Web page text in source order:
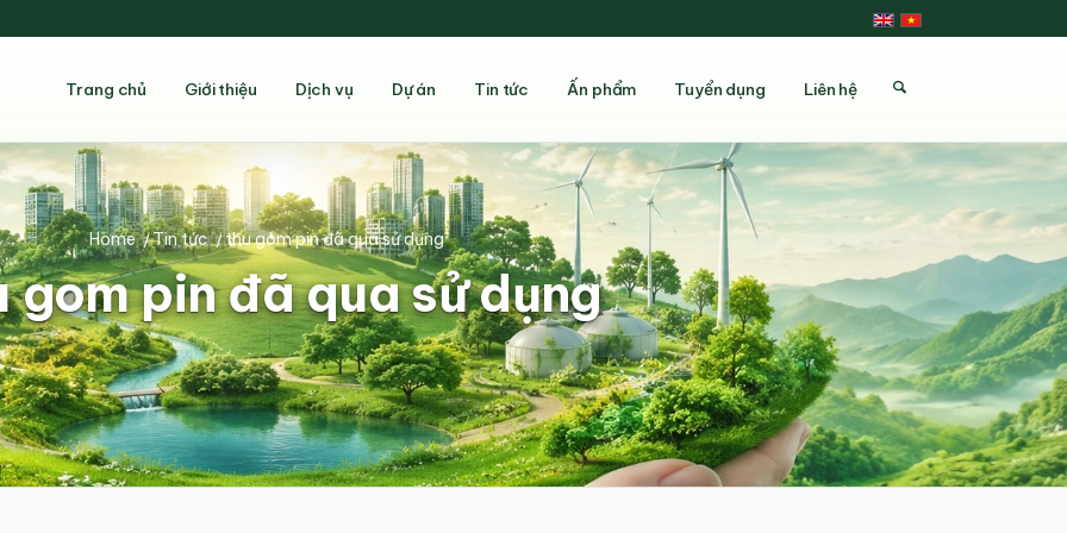
Trang chủ Giới thiệu Dịch vụ Dự án Tin tức Ấn phẩm Tuyển dụng Liên hệ
gom pin đã qua sử dụng
Home /Tin tức /thu gom pin đã qua sử dụng